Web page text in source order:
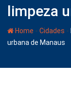
limpeza
Home - Cidades -
urbana de Manaus